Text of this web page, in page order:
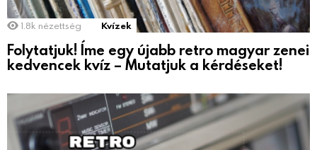
1.8k nézettség Kvízek
Folytatjuk! Íme egy újabb retro magyar zenei
kedvencek kvíz – Mutatjuk a kérdéseket!